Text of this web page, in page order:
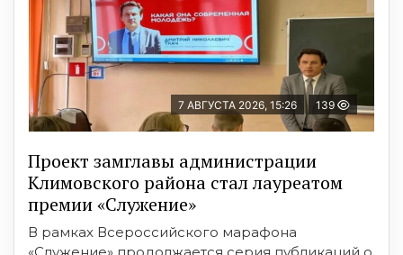
7 АВГУСТА 2026, 15:26 139
Проект замглавы администрации
Климовского района стал лауреатом
премии «Служение»
В рамках Всероссийского марафона